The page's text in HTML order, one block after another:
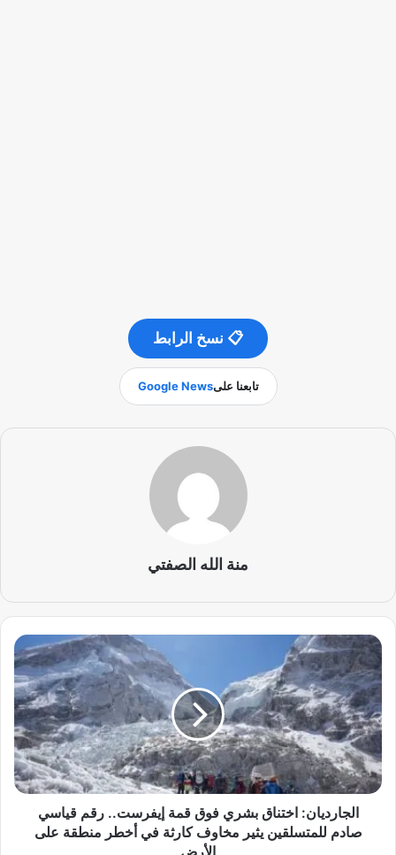
📋 نسخ الرابط
تابعنا علىGoogle News
منة الله الصفتي
ا
ل
ج
ر
د
ي
ا
ن
الجارديان: اختناق بشري فوق قمة إيفرست.. رقم قياسي
صادم للمتسلقين يثير مخاوف كارثة في أخطر منطقة على